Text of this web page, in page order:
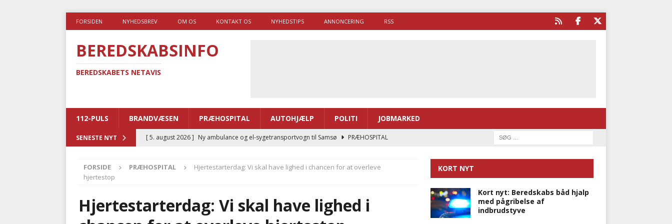
FORSIDEN NYHEDSBREV OM OS KONTAKT OS NYHEDSTIPS ANNONCERING RSS
BEREDSKABSINFO
BEREDSKABETS NETAVIS
112-PULS BRANDVÆSEN PRÆHOSPITAL AUTOHJÆLP POLITI JOBMARKED
SENESTE NYT [ 5. august 2026 ] Ny ambulance og el-sygetransportvogn til Samsø
PRÆHOSPITAL
BRANDVÆSEN
kriminalitet
POLITI
[ 3. august 2026 ]
Kommunerne driver flere brandstationer, mens Falcks andel fortsætter
FORSIDE PRÆHOSPITAL
Hjertestarterdag: Vi skal have lighed i chancen for at overleve
hjertestop
Hjertestarterdag: Vi skal have lighed i
KORT NYT
Kort nyt: Beredskabs båd hjalp
med pågribelse af
indbrudstyve